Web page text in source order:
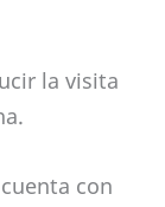
la visita
con